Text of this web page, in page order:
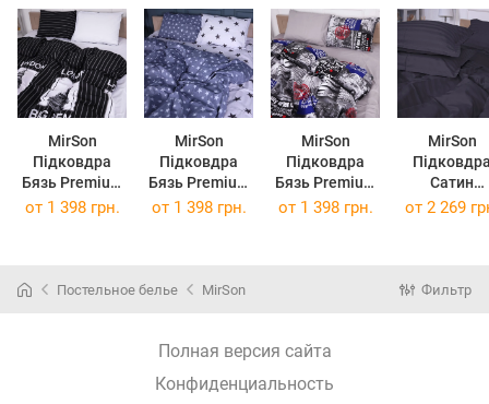
MirSon
Підковдра
Бязь Premium
17-0028
MirSon
Підковдра
Бязь Premium
17-0030 Berto
MirSon
Підковдра
Бязь Premium
17-0034
MirSon
Сатин
Premium
от 1 398 грн. от 1 398 грн. от 1 398 грн. от 2 269
Постельное белье MirSon Фильтр
Полная версия сайта
Конфиденциальность